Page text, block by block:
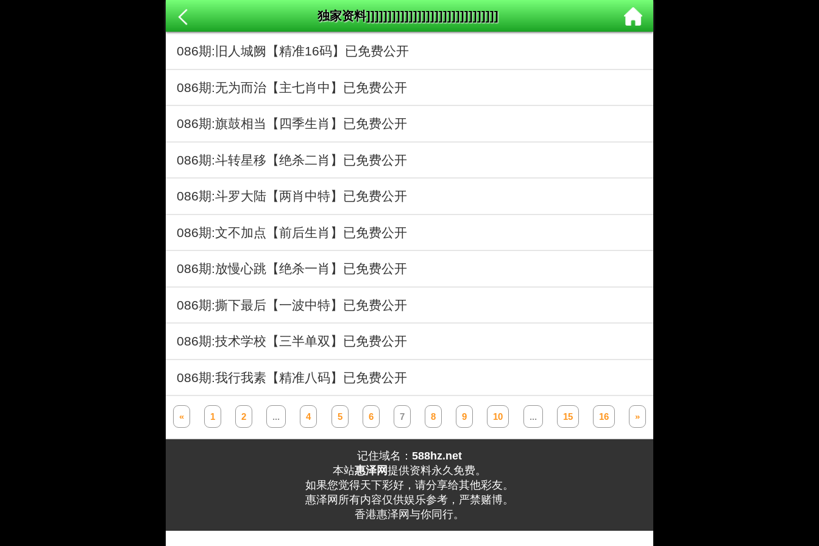
独家资料]]]]]]]]]]]]]]]]]]]]]]]]]]]]]]]
086期:旧人城阙【精准16码】已免费公开
086期:无为而治【主七肖中】已免费公开
086期:旗鼓相当【四季生肖】已免费公开
086期:斗转星移【绝杀二肖】已免费公开
086期:斗罗大陆【两肖中特】已免费公开
086期:文不加点【前后生肖】已免费公开
086期:放慢心跳【绝杀一肖】已免费公开
086期:撕下最后【一波中特】已免费公开
086期:技术学校【三半单双】已免费公开
086期:我行我素【精准八码】已免费公开
« 1 2 ... 4 5 6 7 8 9 10 ... 15 16 »
记住域名： 588hz.net
本站惠泽网提供资料永久免费。
如果您觉得天下彩好，请分享给其他彩友。
惠泽网所有内容仅供娱乐参考，严禁赌博。
香港惠泽网与你同行。